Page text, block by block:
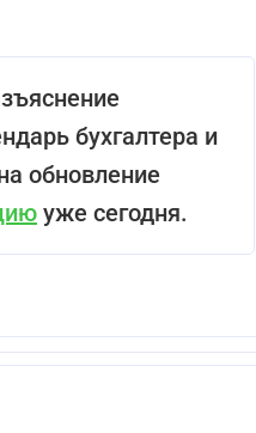
бухгалтера и
обновление
уже сегодня.